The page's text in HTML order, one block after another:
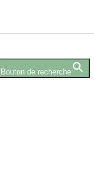
Bouton de recherche